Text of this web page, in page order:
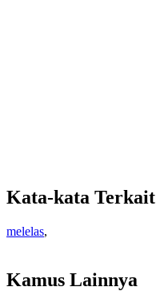
Kata-kata Terkait
melelas,
Kamus Lainnya